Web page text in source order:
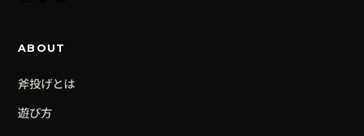
ABOUT
斧投げとは
遊び方